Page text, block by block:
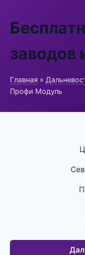
заводов
Главная »
Профи Модуль